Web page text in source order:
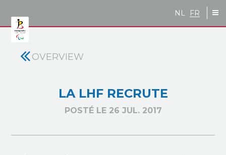
NL FR
OVERVIEW
LA LHF RECRUTE
POSTÉ LE 26 JUL. 2017